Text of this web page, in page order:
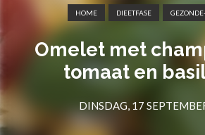
HOME DIEETFASE
Omelet met
tomaat en
DINSDAG, 17